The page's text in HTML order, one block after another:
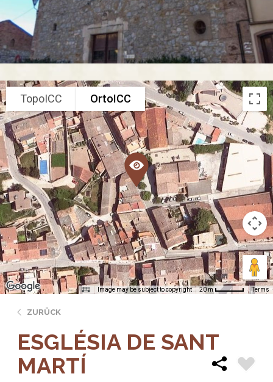
TopoICC OrtoICC
Image may be subject to copyright 20 m Terms
ZURÜCK
ESGLÉSIA DE SANT
MARTÍ